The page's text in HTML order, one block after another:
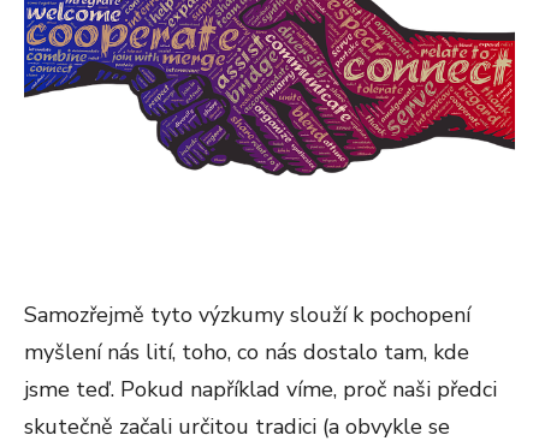
Samozřejmě tyto výzkumy slouží k pochopení
myšlení nás lití, toho, co nás dostalo tam, kde
jsme teď. Pokud například víme, proč naši předci
skutečně začali určitou tradici (a obvykle se